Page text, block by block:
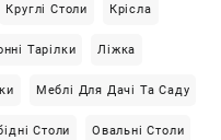
Круглі Столи Крісла
Тарілки Ліжка
Меблі Для Дачі Та Саду
Столи Овальні Столи